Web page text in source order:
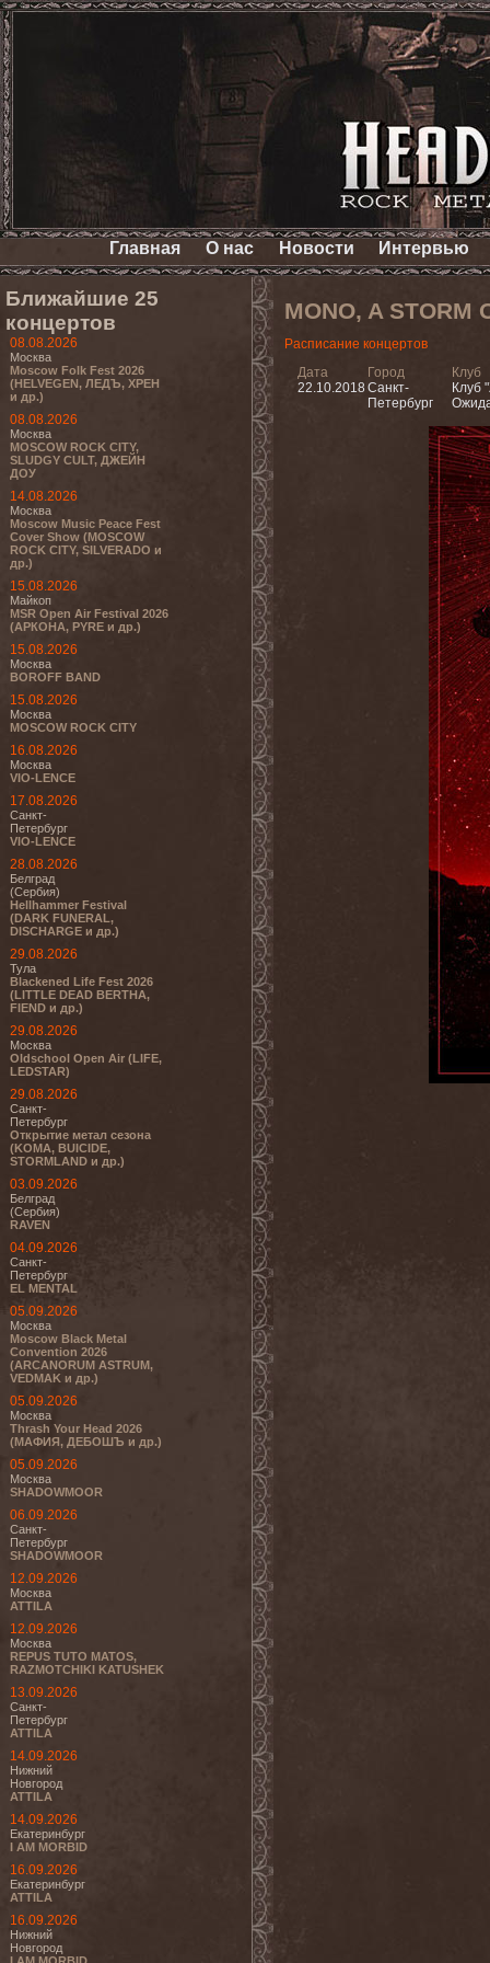
Главная О нас Новости Интервью
Ближайшие 25
концертов
08.08.2026
Москва
Moscow Folk Fest 2026
(HELVEGEN, ЛЕДЪ, ХРЕН
и др.)
08.08.2026
Москва
MOSCOW ROCK CITY,
SLUDGY CULT, ДЖЕЙН
ДОУ
14.08.2026
Москва
Moscow Music Peace Fest
Cover Show (MOSCOW
ROCK CITY, SILVERADO и
др.)
15.08.2026
Майкоп
MSR Open Air Festival 2026
(АРКОНА, PYRE и др.)
15.08.2026
Москва
BOROFF BAND
15.08.2026
Москва
MOSCOW ROCK CITY
16.08.2026
Москва
VIO-LENCE
17.08.2026
Санкт-
Петербург
VIO-LENCE
28.08.2026
Белград
(Сербия)
Hellhammer Festival
(DARK FUNERAL,
DISCHARGE и др.)
29.08.2026
Тула
Blackened Life Fest 2026
(LITTLE DEAD BERTHA,
FIEND и др.)
29.08.2026
Москва
Oldschool Open Air (LIFE,
LEDSTAR)
29.08.2026
Санкт-
Петербург
Открытие метал сезона
(KOMA, BUICIDE,
STORMLAND и др.)
03.09.2026
Белград
(Сербия)
RAVEN
04.09.2026
Санкт-
Петербург
EL MENTAL
05.09.2026
Москва
Moscow Black Metal
Convention 2026
(ARCANORUM ASTRUM,
VEDMAK и др.)
05.09.2026
Москва
Thrash Your Head 2026
(МАФИЯ, ДЕБОШЪ и др.)
05.09.2026
Москва
SHADOWMOOR
06.09.2026
Санкт-
Петербург
SHADOWMOOR
12.09.2026
Москва
ATTILA
12.09.2026
Москва
REPUS TUTO MATOS,
RAZMOTCHIKI KATUSHEK
13.09.2026
Санкт-
Петербург
ATTILA
14.09.2026
Нижний
Новгород
ATTILA
14.09.2026
Екатеринбург
I AM MORBID
16.09.2026
Екатеринбург
ATTILA
16.09.2026
Нижний
Новгород
MONO, A STORM
Расписание концертов
Дата
22.10.2018
Город
Санкт-
Петербург
Клуб
Клуб